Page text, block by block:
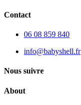
Contact
06 08 859 840
info@babyshell.fr
Nous suivre
About